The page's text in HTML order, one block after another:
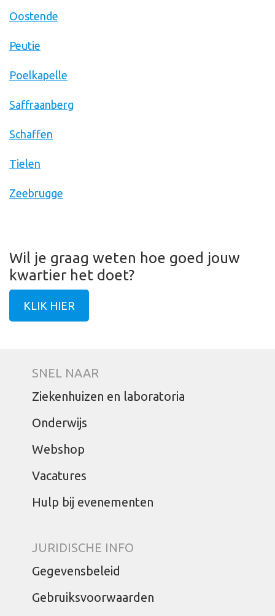
Oostende
Peutie
Poelkapelle
Saffraanberg
Schaffen
Tielen
Zeebrugge
Wil je graag weten hoe goed jouw
kwartier het doet?
KLIK HIER
SNEL NAAR
Ziekenhuizen en laboratoria
Onderwijs
Webshop
Vacatures
Hulp bij evenementen
JURIDISCHE INFO
Gegevensbeleid
Gebruiksvoorwaarden